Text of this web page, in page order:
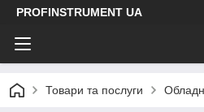
PROFINSTRUMENT UA
Товари та послуги